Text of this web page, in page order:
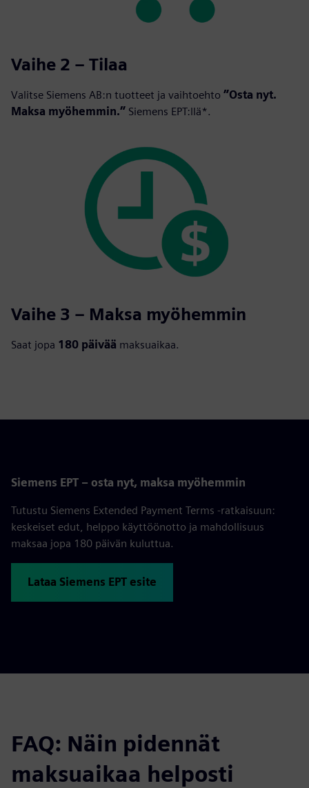
Vaihe 2 – Tilaa
Valitse Siemens AB:n tuotteet ja vaihtoehto ”Osta nyt.
Maksa myöhemmin.” Siemens EPT:llä*.
Vaihe 3 – Maksa myöhemmin
Saat jopa 180 päivää maksuaikaa.
Siemens EPT – osta nyt, maksa myöhemmin
Tutustu Siemens Extended Payment Terms -ratkaisuun:
keskeiset edut, helppo käyttöönotto ja mahdollisuus
maksaa jopa 180 päivän kuluttua.
Lataa Siemens EPT esite
FAQ: Näin pidennät
maksuaikaa helposti